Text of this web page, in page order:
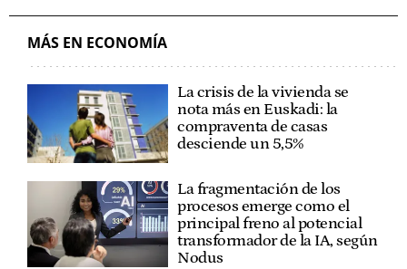
MÁS EN ECONOMÍA
La crisis de la vivienda se
nota más en Euskadi: la
compraventa de casas
desciende un 5,5%
La fragmentación de los
procesos emerge como el
principal freno al potencial
transformador de la IA, según
Nodus